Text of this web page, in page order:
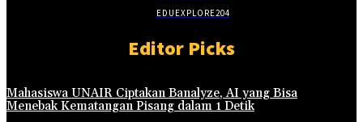
EDUEXPLORE204
Editor Picks
Mahasiswa UNAIR Ciptakan Banalyze, AI yang Bisa
Menebak Kematangan Pisang dalam 1 Detik